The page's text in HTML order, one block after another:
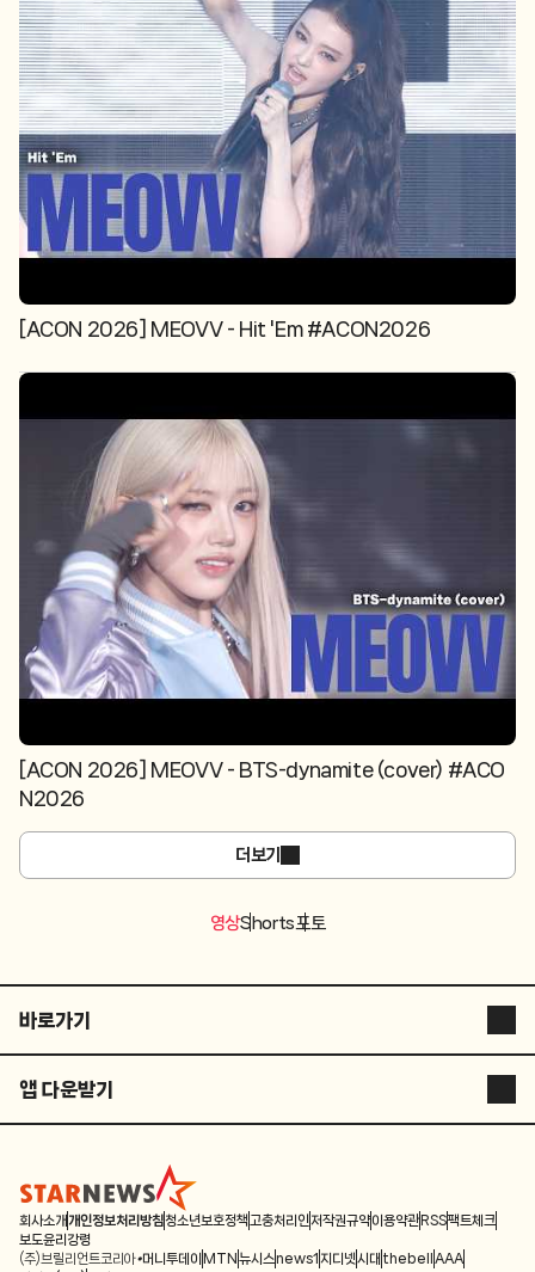
[ACON 2026] MEOVV - Hit 'Em #ACON2026
[ACON 2026] MEOVV - BTS-dynamite (cover) #ACO
N2026
더보기
영상Shorts포토
바로가기
스타뉴스 코리아
스타플러스
ASIA ARTIST AWARDS
별별스포츠TV
앱 다운받기
STARPOLL
회사소개 개인정보처리방침청소년보호정책 고충처리인저작권규약이용약관 RSS팩트체크
보도윤리강령
(주)브릴리언트코리아 머니투데이 MTN 뉴시스news1 지디넷시대 thebell AAA